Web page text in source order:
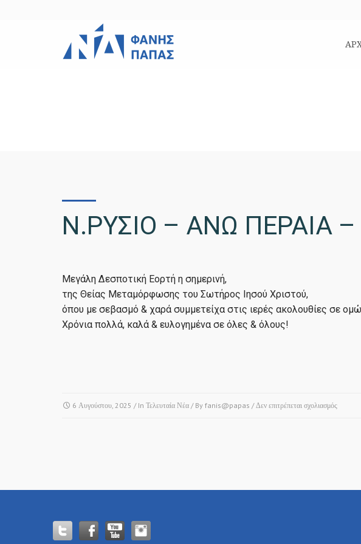
Ν.ΡΥΣΙΟ – ΑΝΩ ΠΕΡΑΙΑ
Μεγάλη Δεσποτική Εορτή η σημερινή,
της Θείας Μεταμόρφωσης του Σωτήρος Ιησού Χριστού,
όπου με σεβασμό & χαρά συμμετείχα στις ιερές ακολουθίες σε
Χρόνια πολλά, καλά & ευλογημένα σε όλες & όλους!
6 Αυγούστου, 2025 / In Τελευταία Νέα / By fanis@papas /Δεν επιτρέπεται σχολιασμόςστο